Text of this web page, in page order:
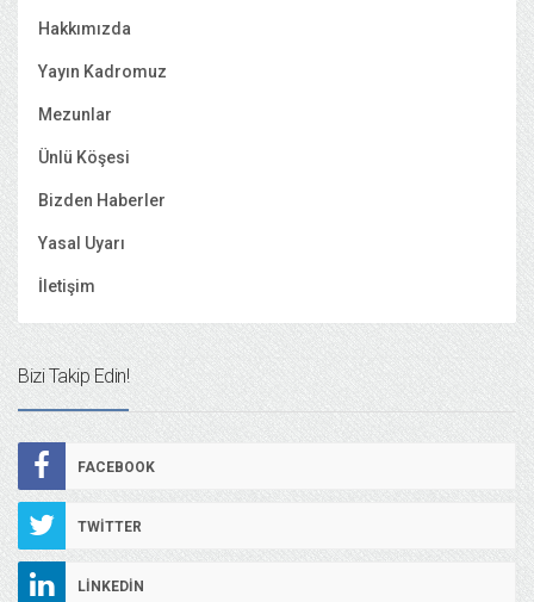
Hakkımızda
Yayın Kadromuz
Mezunlar
Ünlü Köşesi
Bizden Haberler
Yasal Uyarı
İletişim
Bizi Takip Edin!
FACEBOOK
TWITTER
LINKEDIN